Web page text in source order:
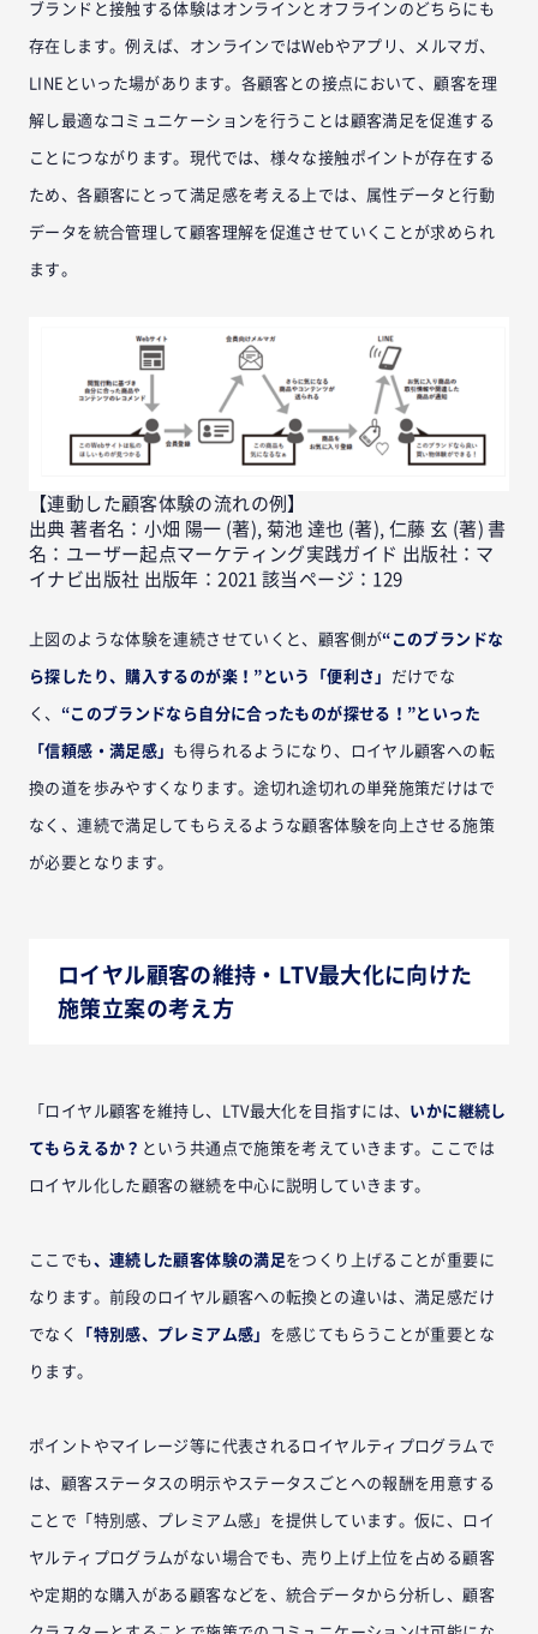
ブランドと接触する体験はオンラインとオフラインのどちらにも
存在します。例えば、オンラインではWebやアプリ、メルマガ、
LINEといった場があります。各顧客との接点において、顧客を理
解し最適なコミュニケーションを行うことは顧客満足を促進する
ことにつながります。現代では、様々な接触ポイントが存在する
ため、各顧客にとって満足感を考える上では、属性データと行動
データを統合管理して顧客理解を促進させていくことが求められ
ます。
【連動した顧客体験の流れの例】
出典 著者名：小畑 陽一 (著), 菊池 達也 (著), 仁藤 玄 (著) 書
名：ユーザー起点マーケティング実践ガイド 出版社：マ
イナビ出版社 出版年：2021 該当ページ：129
上図のような体験を連続させていくと、顧客側が“このブランドな
ら探したり、購入するのが楽！”という「便利さ」 だけでな
く、 “このブランドなら自分に合ったものが探せる！”といった
「信頼感・満足感」 も得られるようになり、ロイヤル顧客への転
換の道を歩みやすくなります。途切れ途切れの単発施策だけはで
なく、連続で満足してもらえるような顧客体験を向上させる施策
が必要となります。
ロイヤル顧客の維持・LTV最大化に向けた
施策立案の考え方
「ロイヤル顧客を維持し、LTV最大化を目指すには、 いかに継続し
てもらえるか？ という共通点で施策を考えていきます。ここでは
ロイヤル化した顧客の継続を中心に説明していきます。
ここでも、連続した顧客体験の満足をつくり上げることが重要に
なります。前段のロイヤル顧客への転換との違いは、満足感だけ
でなく 「特別感、プレミアム感」 を感じてもらうことが重要とな
ります。
ポイントやマイレージ等に代表されるロイヤルティプログラムで
は、顧客ステータスの明示やステータスごとへの報酬を用意する
ことで「特別感、プレミアム感」を提供しています。仮に、ロイ
ヤルティプログラムがない場合でも、売り上げ上位を占める顧客
や定期的な購入がある顧客などを、統合データから分析し、顧客